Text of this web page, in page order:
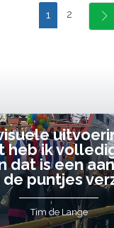
1 2
heb ik
dat is een
puntjes
Tim de Lange